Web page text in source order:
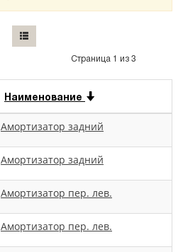
Страница 1 из 3
Наименование
Амортизатор задний
Амортизатор задний
Амортизатор пер. лев.
Амортизатор пер. лев.